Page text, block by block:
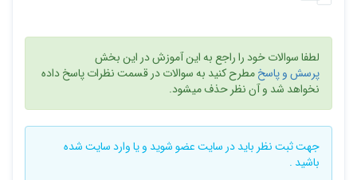
لطفا سوالات خود را راجع به این آموزش در این بخش
پرسش و پاسخمطرح کنید به سوالات در قسمت نظرات پاسخ داده
نخواهد شد و آن نظر حذف میشود.
جهت ثبت نظر باید در سایتعضو شوید و یاوارد سایتشده
باشید .